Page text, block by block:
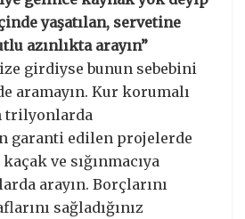
yaşatılan, servetine
azınlıkta arayın”
girdiyse bunun sebebini
aramayın. Kur korumalı
trilyonlarda
garanti edilen projelerde
ve sığınmacıya
arayın. Borçlarını
sağladığınız